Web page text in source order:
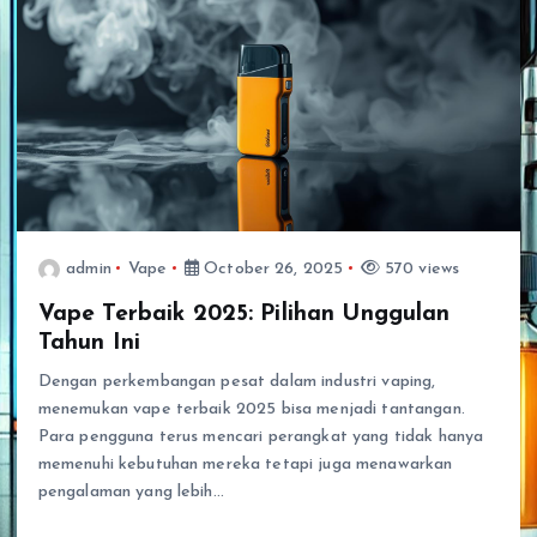
admin Vape October 26, 2025 570 views
Vape Terbaik 2025: Pilihan Unggulan
Tahun Ini
Dengan perkembangan pesat dalam industri vaping,
menemukan vape terbaik 2025 bisa menjadi tantangan.
Para pengguna terus mencari perangkat yang tidak hanya
memenuhi kebutuhan mereka tetapi juga menawarkan
pengalaman yang lebih…